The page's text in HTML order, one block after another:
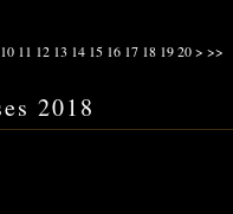
10 11 12 13 14 15 16 17 18 1920> >>
2018